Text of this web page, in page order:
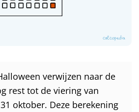
verwijzen naar de
rest tot de viering van
oktober. Deze berekening